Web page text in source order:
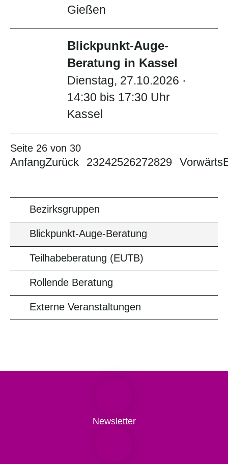
Gießen
Blickpunkt-Auge-
Beratung in Kassel
Dienstag, 27.10.2026 ·
14:30 bis 17:30 Uhr
Kassel
Seite 26 von 30
AnfangZurück 23242526272829 Vorwärts
Bezirksgruppen
Blickpunkt-Auge-Beratung
Teilhabeberatung (EUTB)
Rollende Beratung
Externe Veranstaltungen
Newsletter